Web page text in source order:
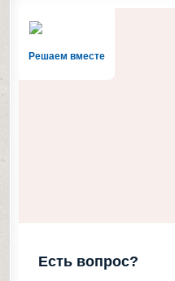
Решаем вместе
Есть вопрос?